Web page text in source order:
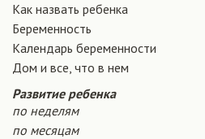
Как назвать ребенка
Беременность
Календарь беременности
Дом и все, что в нем
Развитие ребенка
по неделям
по месяцам